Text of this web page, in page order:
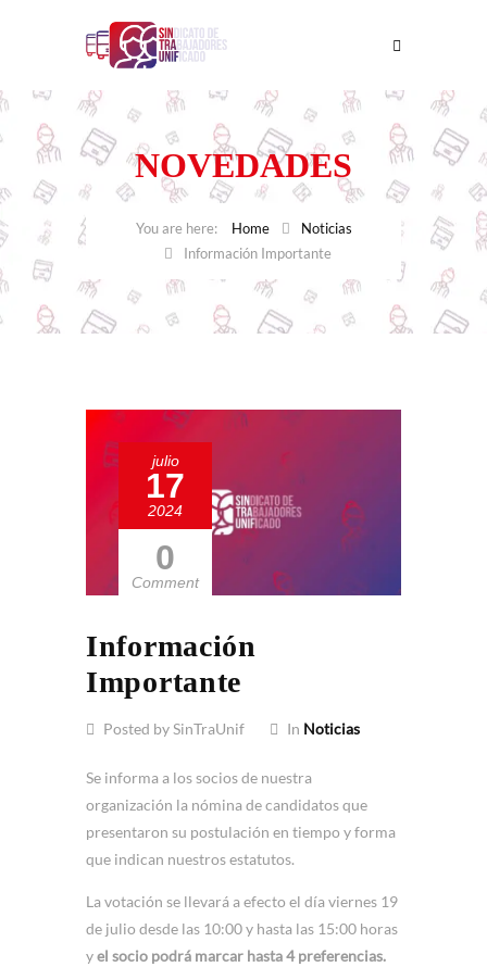
NOVEDADES
Home
Noticias
Información Importante
julio
17
2024
0
Comment
Información
Importante
Posted by SinTraUnif In Noticias
Se informa a los socios de nuestra
organización la nómina de candidatos que
presentaron su postulación en tiempo y forma
que indican nuestros estatutos.
La votación se llevará a efecto el día viernes 19
de julio desde las 10:00 y hasta las 15:00 horas
yel socio podrá marcar hasta 4 preferencias.